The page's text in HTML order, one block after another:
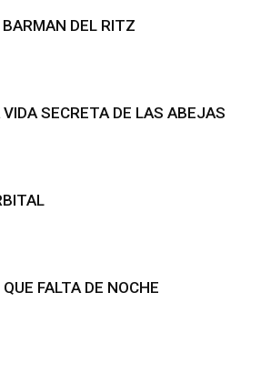
BARMAN DEL RITZ
VIDA SECRETA DE LAS ABEJAS
QUE FALTA DE NOCHE